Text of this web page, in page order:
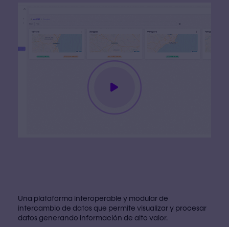
Una plataforma interoperable y modular de
intercambio de datos que permite visualizar y procesar
datos generando información de alto valor.